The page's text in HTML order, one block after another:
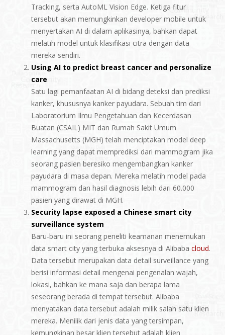
Tracking, serta AutoML Vision Edge. Ketiga fitur
tersebut akan memungkinkan developer mobile untuk
menyertakan AI di dalam aplikasinya, bahkan dapat
melatih model untuk klasifikasi citra dengan data
mereka sendiri.
Using AI to predict breast cancer and personalize
care
Satu lagi pemanfaatan AI di bidang deteksi dan prediksi
kanker, khususnya kanker payudara. Sebuah tim dari
Laboratorium Ilmu Pengetahuan dan Kecerdasan
Buatan (CSAIL) MIT dan Rumah Sakit Umum
Massachusetts (MGH) telah menciptakan model deep
learning yang dapat memprediksi dari mammogram jika
seorang pasien beresiko mengembangkan kanker
payudara di masa depan. Mereka melatih model pada
mammogram dan hasil diagnosis lebih dari 60.000
pasien yang dirawat di MGH.
Security lapse exposed a Chinese smart city
surveillance system
Baru-baru ini seorang peneliti keamanan menemukan
data smart city yang terbuka aksesnya di Alibabacloud.
Data tersebut merupakan data detail surveillance yang
berisi informasi detail mengenai pengenalan wajah,
lokasi, bahkan ke mana saja dan berapa lama
seseorang berada di tempat tersebut. Alibaba
menyatakan data tersebut adalah milik salah satu klien
mereka. Menilik dari jenis data yang tersimpan,
kemungkinan besar klien tersebut adalah klien